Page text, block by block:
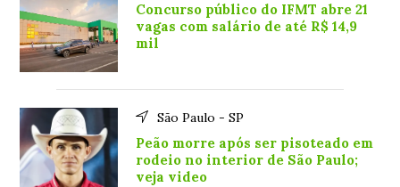
Concurso público do IFMT abre 21
vagas com salário de até R$ 14,9
mil
São Paulo - SP
Peão morre após ser pisoteado em
rodeio no interior de São Paulo;
veja video